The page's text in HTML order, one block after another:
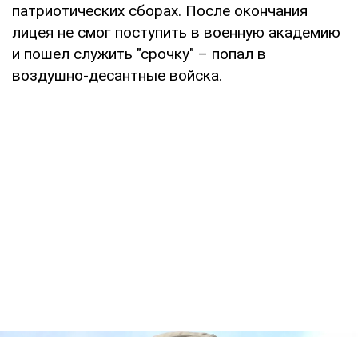
патриотических сборах. После окончания
лицея не смог поступить в военную академию
и пошел служить "срочку" – попал в
воздушно-десантные войска.